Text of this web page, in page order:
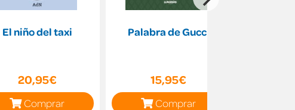
El niño del taxi
20,95€
Comprar
Palabra de Gucci
15,95€
Comprar